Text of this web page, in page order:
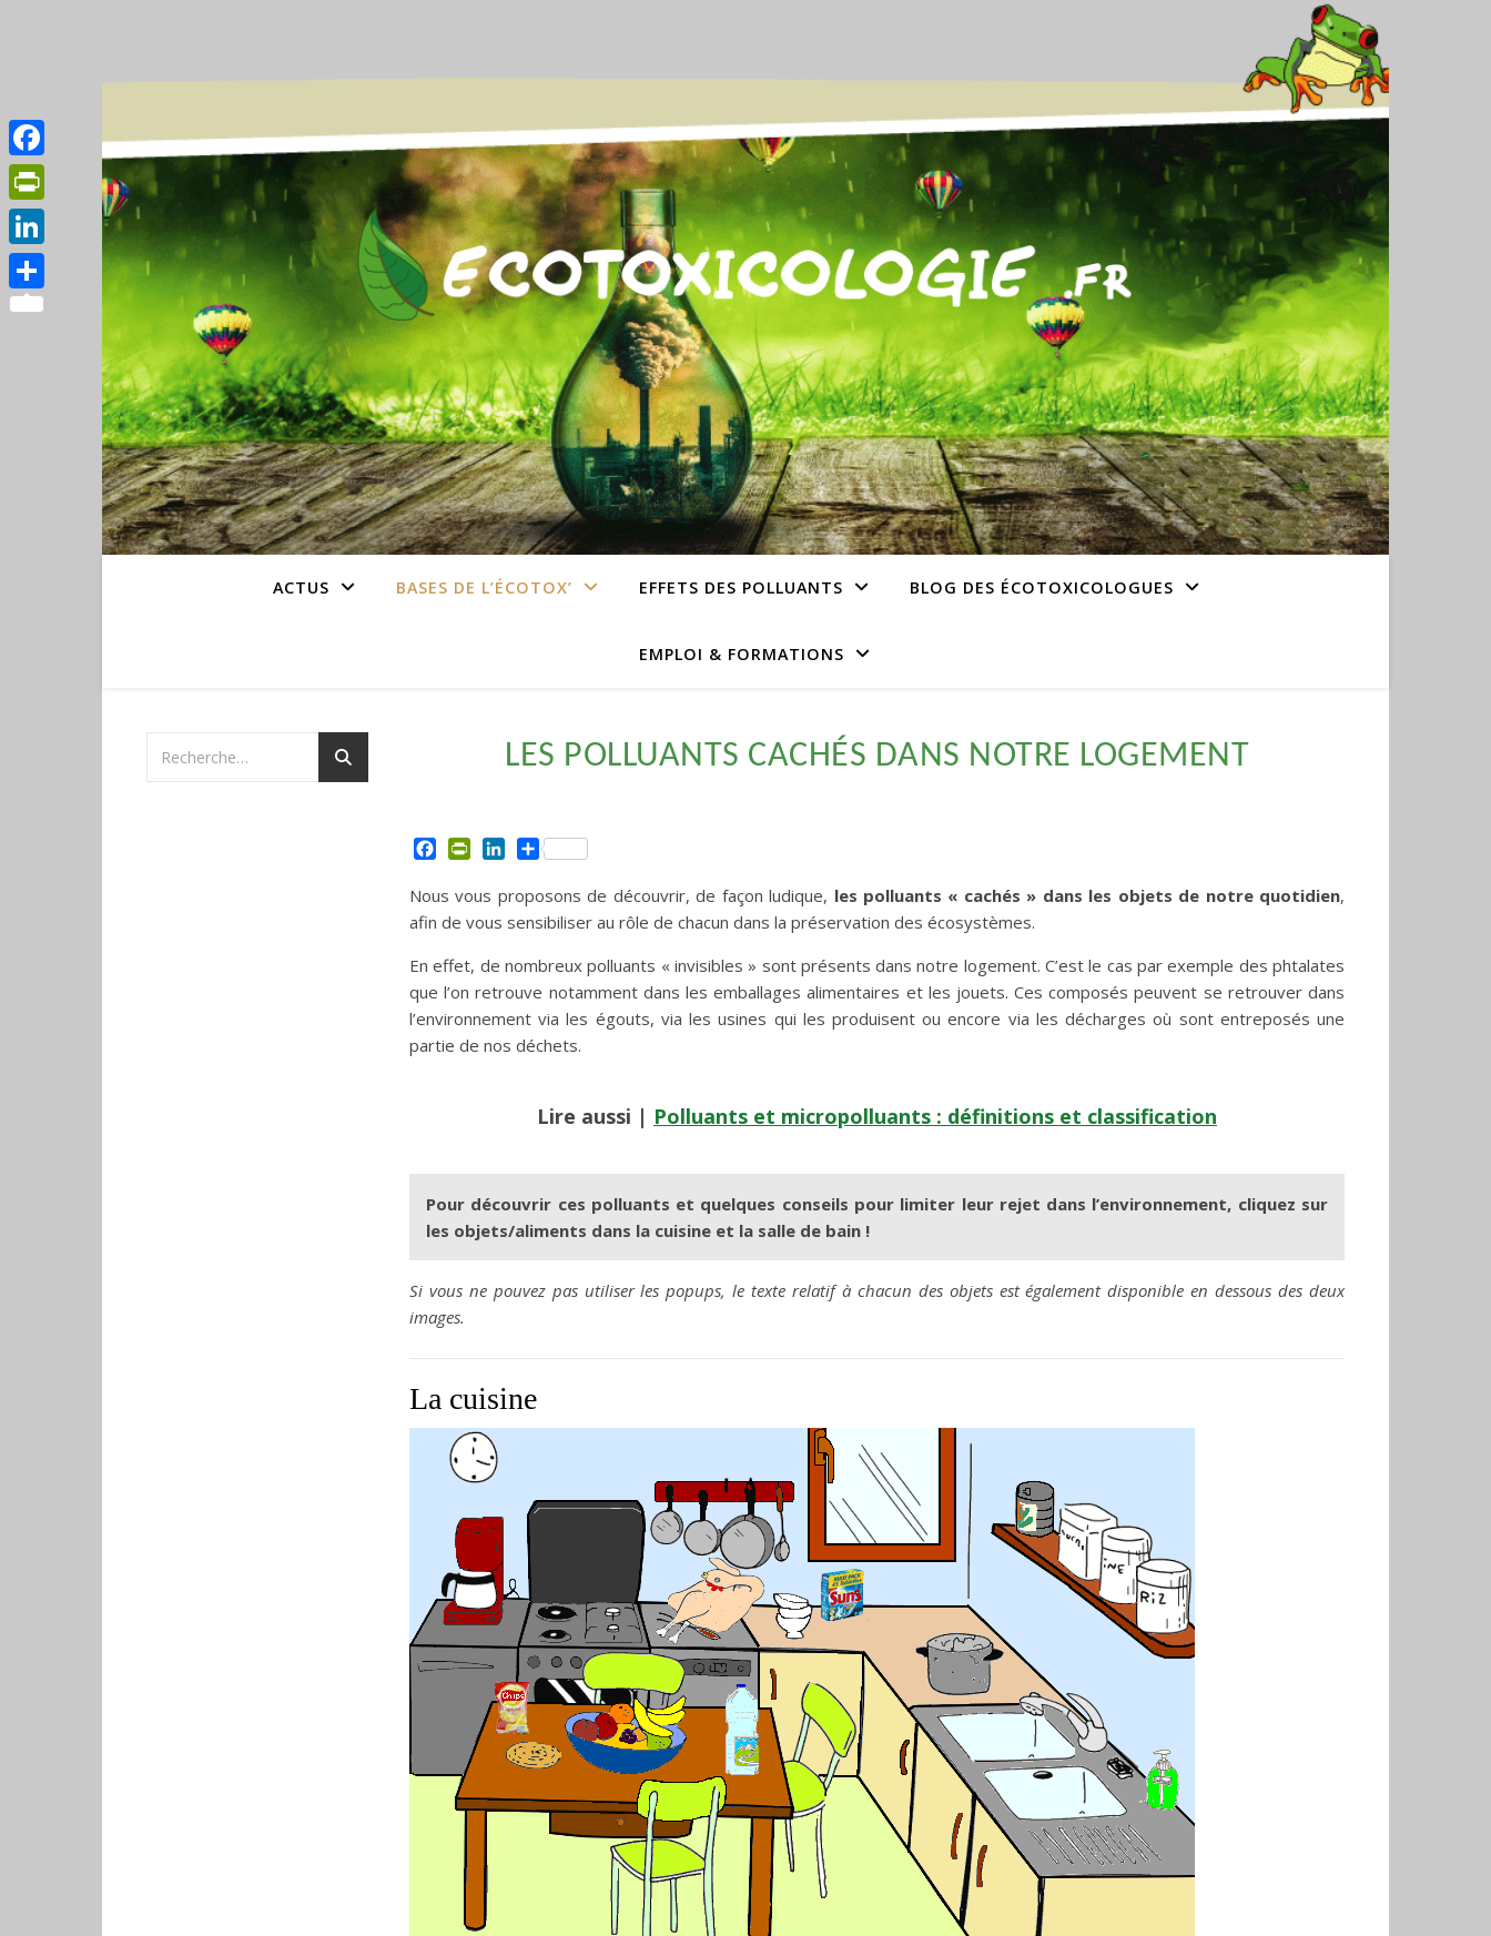
ACTUS BASES DE L’ÉCOTOX’ EFFETS DES POLLUANTS BLOG DES ÉCOTOXICOLOGUES
EMPLOI & FORMATIONS
LES POLLUANTS CACHÉS DANS NOTRE LOGEMENT
FacebookPrintFriendly
LinkedInPartager
Nous vous proposons de découvrir, de façon ludique, les polluants « cachés » dans les objets de notre quotidien,
afin de vous sensibiliser au rôle de chacun dans la préservation des écosystèmes.
En effet, de nombreux polluants « invisibles » sont présents dans notre logement. C’est le cas par exemple des phtalates
que l’on retrouve notamment dans les emballages alimentaires et les jouets. Ces composés peuvent se retrouver dans
l’environnement via les égouts, via les usines qui les produisent ou encore via les décharges où sont entreposés une
partie de nos déchets.
Lire aussi | Polluants et micropolluants : définitions et classification
Pour découvrir ces polluants et quelques conseils pour limiter leur rejet dans l’environnement, cliquez sur
les objets/aliments dans la cuisine et la salle de bain !
Si vous ne pouvez pas utiliser les popups, le texte relatif à chacun des objets est également disponible en dessous des deux
images.
La cuisine
Facebook
PrintFriendly
LinkedIn
Partager